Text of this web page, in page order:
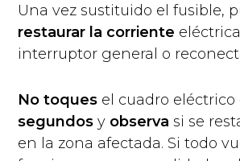
Una vez sustituido el fusible,
restaurar la corriente
interruptor general o
No toques el cuadro
segundos y observa si se
en la zona afectada. Si todo